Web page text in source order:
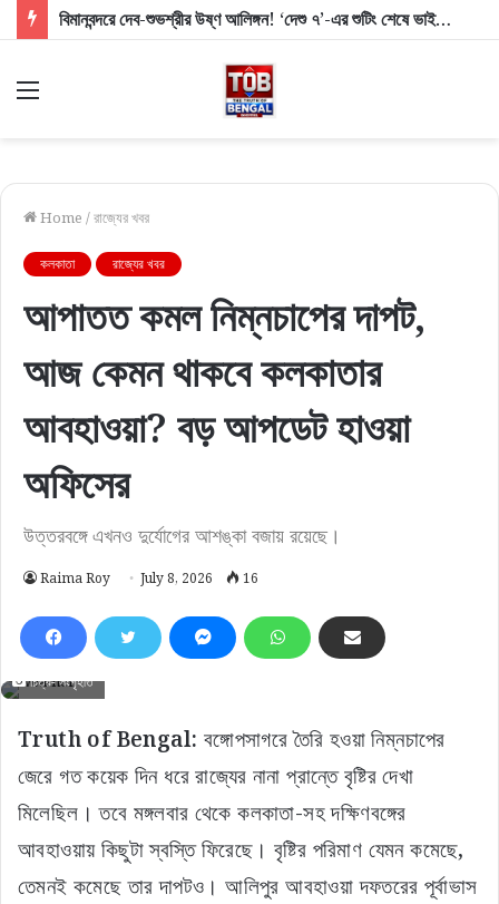
বিমানবন্দরে দেব-শুভশ্রীর উষ্ণ আলিঙ্গন! ‘দেশু ৭’-এর শুটিং শেষে ভাইরাল তাঁদের মিষ্টি মুহূর্ত
Menu
Home /রাজ্যের খবর
কলকাতা রাজ্যের খবর
আপাতত কমল নিম্নচাপের দাপট,
আজ কেমন থাকবে কলকাতার
আবহাওয়া? বড় আপডেট হাওয়া
অফিসের
উত্তরবঙ্গে এখনও দুর্যোগের আশঙ্কা বজায় রয়েছে।
Raima Roy July 8, 2026 16
চিত্র- সংগৃহীত
Truth of Bengal: বঙ্গোপসাগরে তৈরি হওয়া নিম্নচাপের
জেরে গত কয়েক দিন ধরে রাজ্যের নানা প্রান্তে বৃষ্টির দেখা
মিলেছিল। তবে মঙ্গলবার থেকে কলকাতা-সহ দক্ষিণবঙ্গের
আবহাওয়ায় কিছুটা স্বস্তি ফিরেছে। বৃষ্টির পরিমাণ যেমন কমেছে,
তেমনই কমেছে তার দাপটও। আলিপুর আবহাওয়া দফতরের পূর্বাভাস